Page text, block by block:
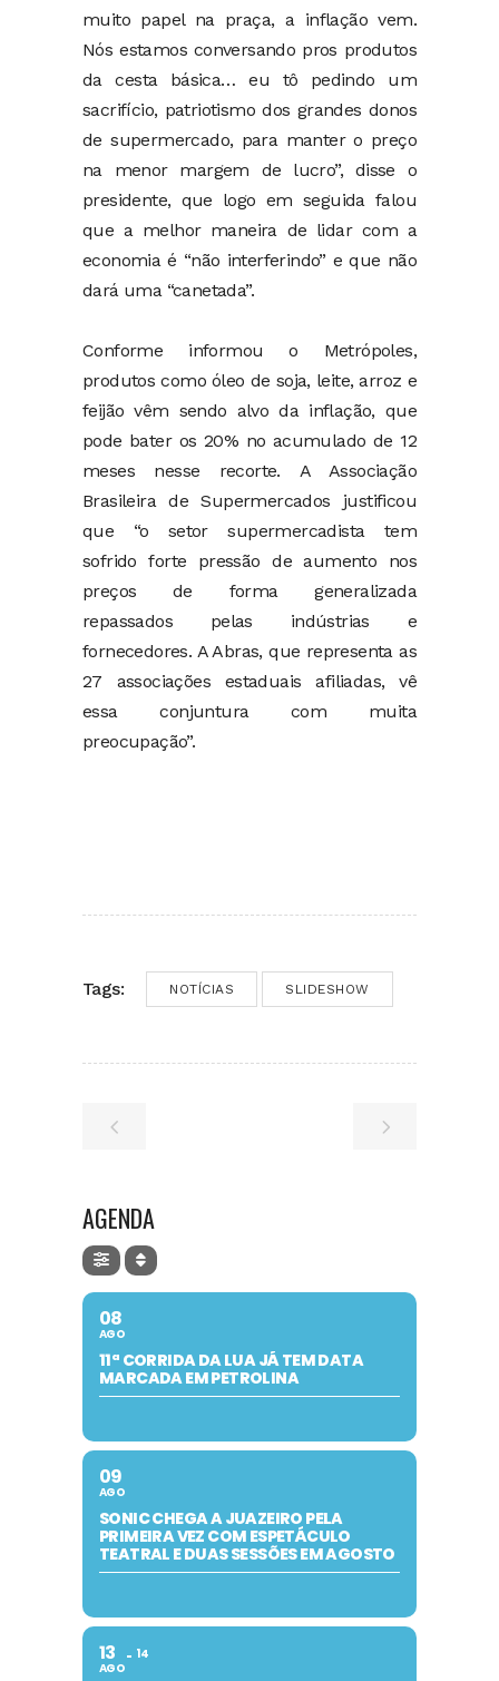
muito papel na praça, a inflação vem.
Nós estamos conversando pros produtos
da cesta básica… eu tô pedindo um
sacrifício, patriotismo dos grandes donos
de supermercado, para manter o preço
na menor margem de lucro”, disse o
presidente, que logo em seguida falou
que a melhor maneira de lidar com a
economia é “não interferindo” e que não
dará uma “canetada”.
Conforme informou o Metrópoles,
produtos como óleo de soja, leite, arroz e
feijão vêm sendo alvo da inflação, que
pode bater os 20% no acumulado de 12
meses nesse recorte. A Associação
Brasileira de Supermercados justificou
que “o setor supermercadista tem
sofrido forte pressão de aumento nos
preços de forma generalizada
repassados pelas indústrias e
fornecedores. A Abras, que representa as
27 associações estaduais afiliadas, vê
essa conjuntura com muita
preocupação”.
Tags: NOTÍCIAS SLIDESHOW
AGENDA
08
AGO
11ª CORRIDA DA LUA JÁ TEM DATA
MARCADA EM PETROLINA
09
AGO
SONIC CHEGA A JUAZEIRO PELA
PRIMEIRA VEZ COM ESPETÁCULO
TEATRAL E DUAS SESSÕES EM AGOSTO
13
AGO
14